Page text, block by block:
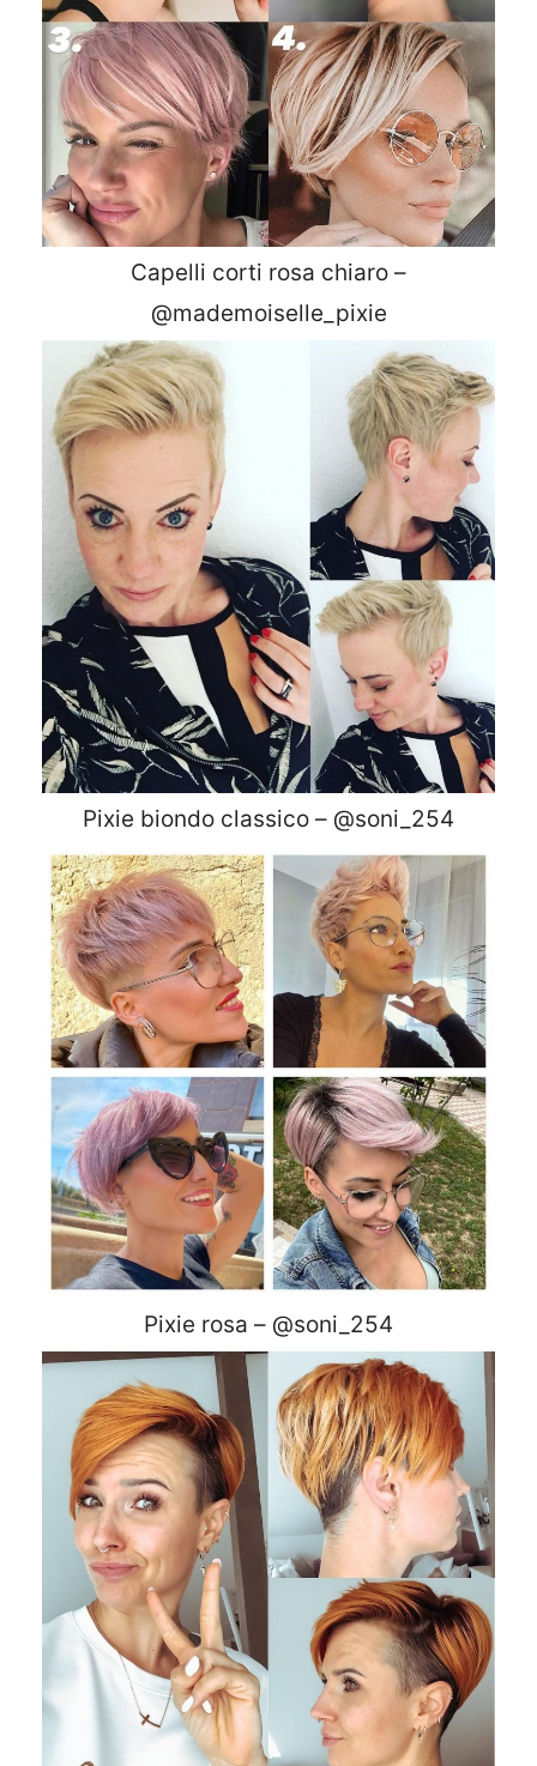
Capelli corti rosa chiaro –
@mademoiselle_pixie
Pixie biondo classico – @soni_254
Pixie rosa – @soni_254